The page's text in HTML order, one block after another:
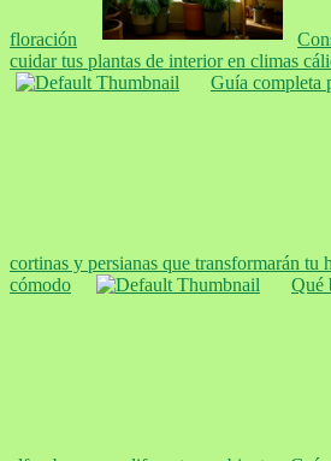
floración
cuidar tus plantas de interior en climas
Guía completa
cortinas y persianas que transformarán tu
cómodo
Qué